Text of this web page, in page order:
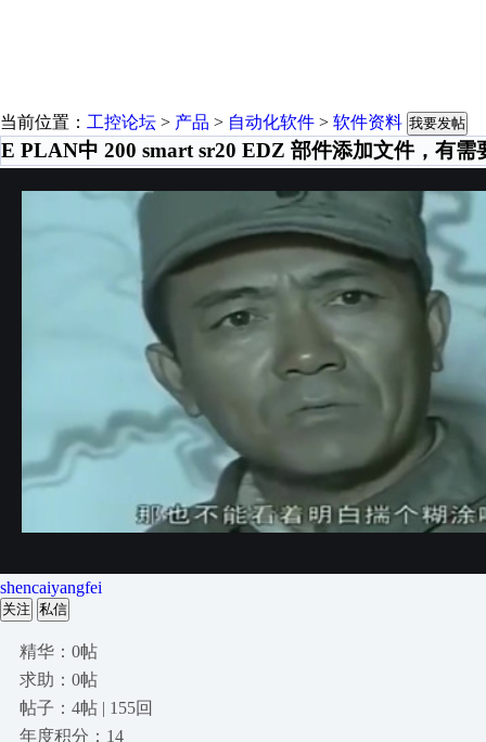
当前位置： 工控论坛 > 产品 > 自动化软件 > 软件资料 我要发帖
E PLAN中 200 smart sr20 EDZ 部件添加文件，有需
shencaiyangfei
关注 私信
精华：0帖
求助：0帖
帖子：4帖 | 155回
年度积分：14